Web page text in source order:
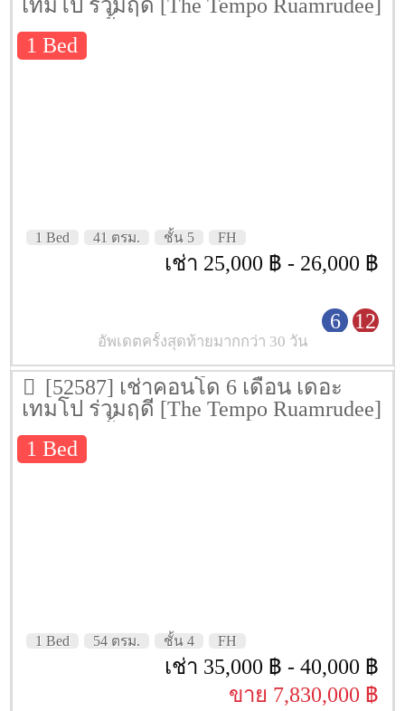
เทมโป ร่วมฤดี [The Tempo Ruamrudee]
41 ตรม. ชั้น 5
1 Bed
1 Bed 41 ตรม. ชั้น 5 FH
เช่า 25,000 ฿ - 26,000 ฿
6 12
อัพเดตครั้งสุดท้ายมากกว่า 30 วัน
[52587] เช่าคอนโด 6 เดือน เดอะ
เทมโป ร่วมฤดี [The Tempo Ruamrudee]
54 ตรม. ชั้น 4
1 Bed
1 Bed 54 ตรม. ชั้น 4 FH
เช่า 35,000 ฿ - 40,000 ฿
ขาย 7,830,000 ฿